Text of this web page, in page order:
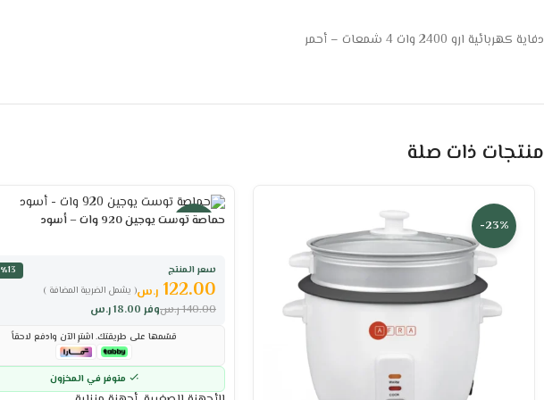
دفاية كهربائية ارو 2400 وات 4 شمعات – أحمر
منتجات ذات صلة
-23%
-13%
حماصة توست يوجين 920 وات – أسود
سعر المنتج
٪13 خصم
( يشمل الضريبة المضافة )
122.00 ر.س
وفر 18.00ر.س 140.00ر.س
قسّمها على طريقتك. اشترِ الآن وادفع لاحقاً
متوفر في المخزون